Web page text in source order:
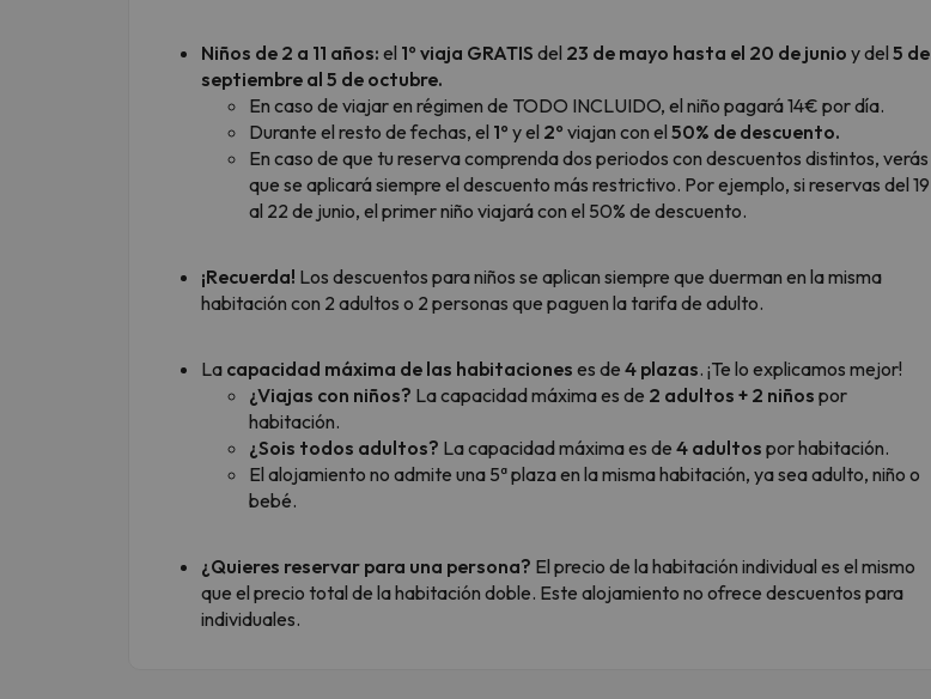
Niños de 2 a 11 años: el 1º viaja GRATIS del 23 de mayo hasta el 20 de junio y del 5 de
septiembre al 5 de octubre.
En caso de viajar en régimen de TODO INCLUIDO, el niño pagará 14€ por día.
Durante el resto de fechas, el 1º y el 2º viajan con el 50% de descuento.
En caso de que tu reserva comprenda dos periodos con descuentos distintos, verás
que se aplicará siempre el descuento más restrictivo. Por ejemplo, si reservas del 19
al 22 de junio, el primer niño viajará con el 50% de descuento.
¡Recuerda! Los descuentos para niños se aplican siempre que duerman en la misma
habitación con 2 adultos o 2 personas que paguen la tarifa de adulto.
La capacidad máxima de las habitaciones es de 4 plazas. ¡Te lo explicamos mejor!
¿Viajas con niños? La capacidad máxima es de 2 adultos + 2 niños por
habitación.
¿Sois todos adultos? La capacidad máxima es de 4 adultos por habitación.
El alojamiento no admite una 5ª plaza en la misma habitación, ya sea adulto, niño o
bebé.
¿Quieres reservar para una persona? El precio de la habitación individual es el mismo
que el precio total de la habitación doble. Este alojamiento no ofrece descuentos para
individuales.